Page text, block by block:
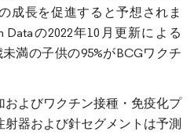
成長を促進すると予想されま
Dataの2022年10月更新による
満の子供の95%がBCGワクチ
およびワクチン接種・免疫化プ
器および針セグメントは予測